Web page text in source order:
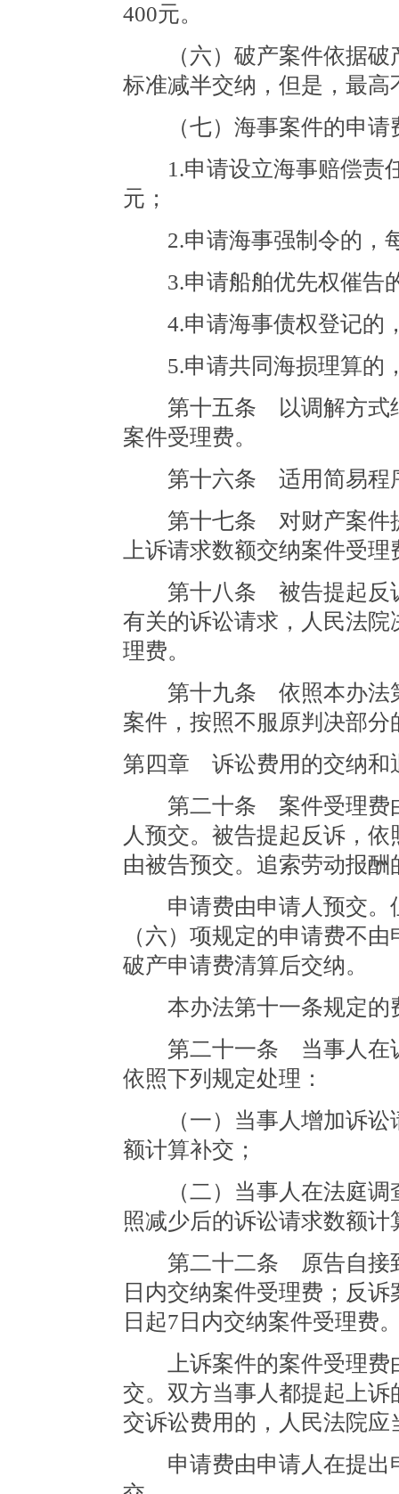
400元。
（六）破产案件依据破
标准减半交纳，但是，最高
（七）海事案件的申请
1.申请设立海事赔偿责任
元；
2.申请海事强制令的，每
3.申请船舶优先权催告的
4.申请海事债权登记的
5.申请共同海损理算的
第十五条 以调解方式结
案件受理费。
第十六条 适用简易程序
第十七条 对财产案件提
上诉请求数额交纳案件受理
第十八条 被告提起反诉
有关的诉讼请求，人民法
理费。
第十九条 依照本办法第
案件，按照不服原判决部
第四章 诉讼费用的交纳和
第二十条 案件受理费由
人预交。被告提起反诉，
由被告预交。追索劳动报
申请费由申请人预交。
（六）项规定的申请费不
破产申请费清算后交纳。
本办法第十一条规定的
第二十一条 当事人在诉
依照下列规定处理：
（一）当事人增加诉讼
额计算补交；
（二）当事人在法庭调
照减少后的诉讼请求数额计
第二十二条 原告自接到
日内交纳案件受理费；反
日起7日内交纳案件受理费
上诉案件的案件受理费
交。双方当事人都提起上
交诉讼费用的，人民法院
申请费由申请人在提出